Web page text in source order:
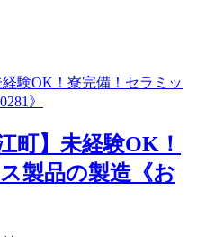
町】未経験OK！
製品の製造《お